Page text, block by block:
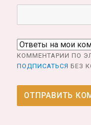
КОММЕНТАРИИ ПО
ПОДПИСАТЬСЯ БЕЗ